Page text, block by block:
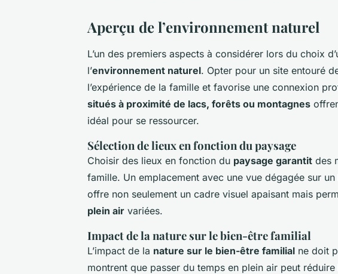
Aperçu de l’environnement naturel
L’un des premiers aspects à considérer lors du choix
l’environnement naturel. Opter pour un site entouré
l’expérience de la famille et favorise une connexion
situés à proximité de lacs, forêts ou montagnes
idéal pour se ressourcer.
Sélection de lieux en fonction du paysage
Choisir des lieux en fonction du paysage garantit des
famille. Un emplacement avec une vue dégagée sur
offre non seulement un cadre visuel apaisant mais
plein air variées.
Impact de la nature sur le bien-être familial
L’impact de la nature sur le bien-être familial ne doit
montrent que passer du temps en plein air peut